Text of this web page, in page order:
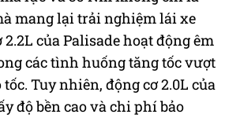
mang lại trải nghiệm lái xe
của Palisade hoạt động êm
các tình huống tăng tốc vượt
Tuy nhiên, động cơ 2.0L của
độ bền cao và chi phí bảo